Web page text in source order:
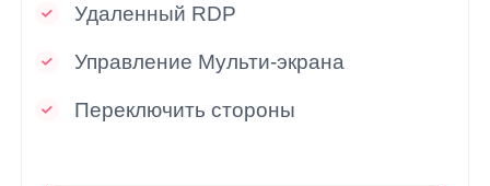
Удаленный RDP
Управление Мульти-экрана
Переключить стороны